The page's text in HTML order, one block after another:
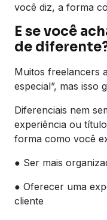
você diz, a forma
E se você
de
Muitos freelancers
especial”, mas isso
Diferenciais nem
experiência ou
forma como você
● Ser mais
● Oferecer uma
cliente